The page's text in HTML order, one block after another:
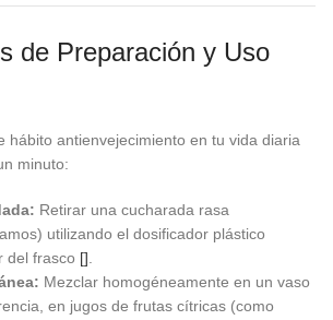
de Preparación y Uso
hábito antienvejecimiento en tu vida diaria
minuto:
Retirar una cucharada rasa
utilizando el dosificador plástico
del frasco []
Mezclar homogéneamente en un vaso
en jugos de frutas cítricas (como